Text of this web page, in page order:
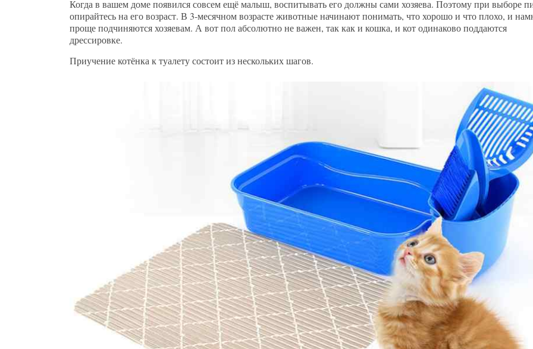
Когда в вашем доме появился совсем ещё малыш, воспитывать его должны сами хозяева. Поэтому при выборе
опирайтесь на его возраст. В 3-месячном возрасте животные начинают понимать, что хорошо и что плохо, и
проще подчиняются хозяевам. А вот пол абсолютно не важен, так как и кошка, и кот одинаково поддаются
дрессировке.
Приучение котёнка к туалету состоит из нескольких шагов.